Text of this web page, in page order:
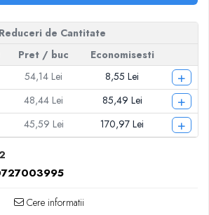
Reduceri de Cantitate
Pret / buc
Economisesti
54,14 Lei 8,55 Lei +
48,44 Lei 85,49 Lei +
45,59 Lei 170,97 Lei +
Cere informatii